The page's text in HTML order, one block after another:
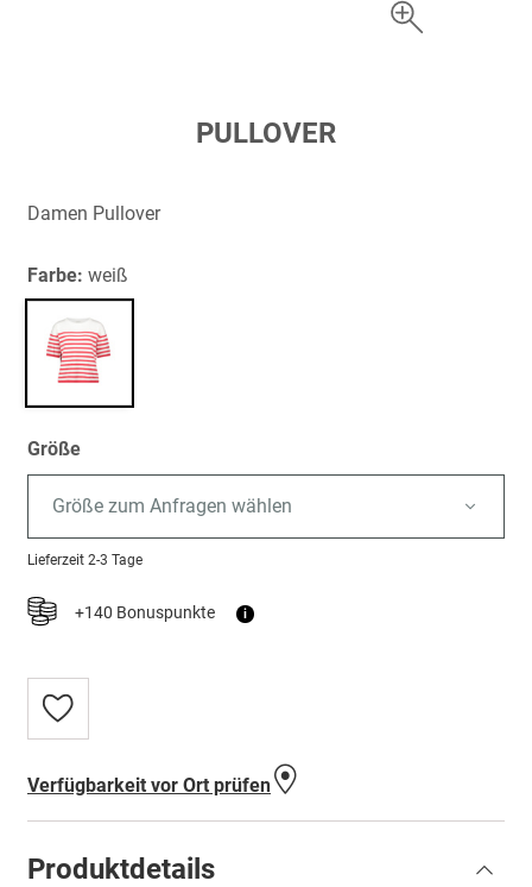
springen
PULLOVER
Damen Pullover
Farbe: weiß
Größe
Größe zum Anfragen wählen
Lieferzeit 2-3 Tage
+140 Bonuspunkte i
Zur
Wunschliste
Verfügbarkeit vor Ort prüfen
Produktdetails